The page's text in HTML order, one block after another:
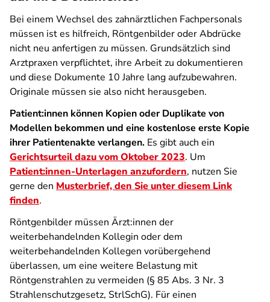
Bei einem Wechsel des zahnärztlichen Fachpersonals
müssen ist es hilfreich, Röntgenbilder oder Abdrücke
nicht neu anfertigen zu müssen. Grundsätzlich sind
Arztpraxen verpflichtet, ihre Arbeit zu dokumentieren
und diese Dokumente 10 Jahre lang aufzubewahren.
Originale müssen sie also nicht herausgeben.
Patient:innen können Kopien oder Duplikate von
Modellen bekommen und eine kostenlose erste Kopie
ihrer Patientenakte verlangen. Es gibt auch ein
Gerichtsurteil dazu vom Oktober 2023. Um
Patient:innen-Unterlagen anzufordern, nutzen Sie
gerne den Musterbrief, den Sie unter diesem Link
finden.
Röntgenbilder müssen Ärzt:innen der
weiterbehandelnden Kollegin oder dem
weiterbehandelnden Kollegen vorübergehend
überlassen, um eine weitere Belastung mit
Röntgenstrahlen zu vermeiden (§ 85 Abs. 3 Nr. 3
Strahlenschutzgesetz, StrlSchG). Für einen